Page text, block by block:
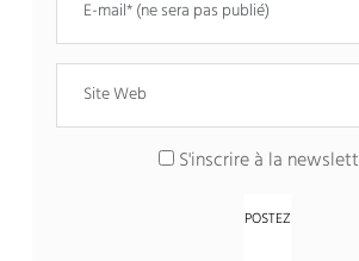
S'inscrire à la